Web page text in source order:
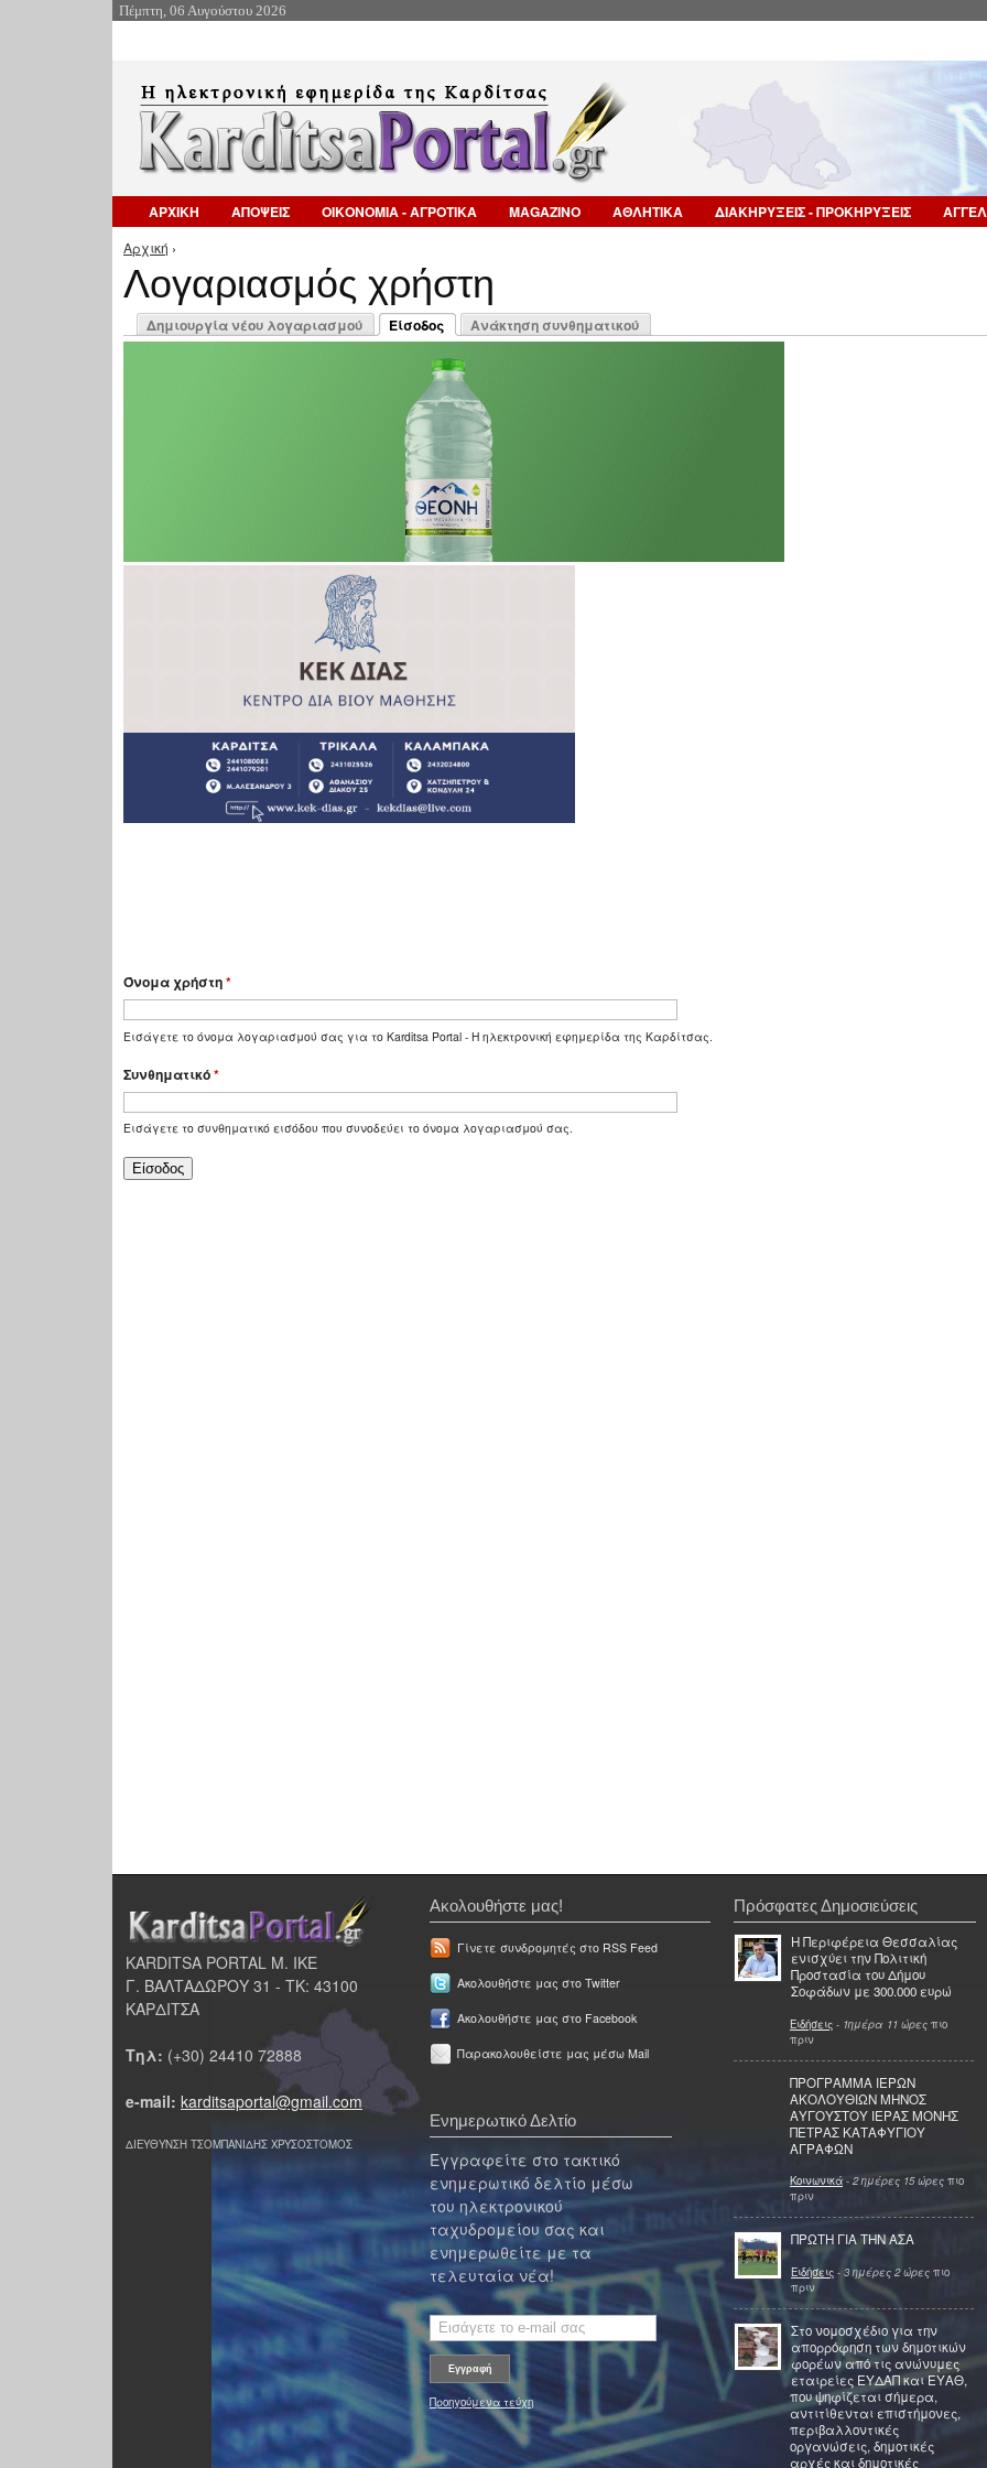
Πέμπτη, 06 Αυγούστου 2026
ΑΡΧΙΚΗ ΑΠΟΨΕΙΣ ΟΙΚΟΝΟΜΙΑ - ΑΓΡΟΤΙΚΑ MAGAZINO ΑΘΛΗΤΙΚΑ ΔΙΑΚΗΡΥΞΕΙΣ - ΠΡΟΚΗΡΥΞΕΙΣ
Είστε εδώ
Αρχική ›
Λογαριασμός χρήστη
Πρωτεύουσες καρτέλες
Δημιουργία νέου λογαριασμού
Είσοδος
(ενεργή καρτέλα)
Ανάκτηση συνθηματικού
Όνομα χρήστη*
Εισάγετε το όνομα λογαριασμού σας για το Karditsa Portal - Η ηλεκτρονική εφημερίδα της Καρδίτσας.
Συνθηματικό*
Εισάγετε το συνθηματικό εισόδου που συνοδεύει το όνομα λογαριασμού σας.
KARDITSA PORTAL Μ. ΙΚΕ
Γ. ΒΑΛΤΑΔΩΡΟΥ 31 - ΤΚ: 43100
ΚΑΡΔΙΤΣΑ
Τηλ: (+30) 24410 72888
e-mail: karditsaportal@gmail.com
ΔΙΕΥΘΥΝΣΗ ΤΣΟΜΠΑΝΙΔΗΣ ΧΡΥΣΟΣΤΟΜΟΣ
Ακολουθήστε μας!
Γίνετε συνδρομητές στο RSS Feed
Ακολουθήστε μας στο Twitter
Ακολουθήστε μας στο Facebook
Παρακολουθείστε μας μέσω Mail
Ενημερωτικό Δελτίο
Εγγραφείτε στο τακτικό
ενημερωτικό δελτίο μέσω
του ηλεκτρονικού
ταχυδρομείου σας και
ενημερωθείτε με τα
τελευταία νέα!
Προηγούμενα τεύχη
Πρόσφατες Δημοσιεύσεις
Η Περιφέρεια Θεσσαλίας
ενισχύει την Πολιτική
Προστασία του Δήμου
Σοφάδων με 300.000 ευρώ
Ειδήσεις - 1ημέρα 11 ώρες πιο
πριν
ΠΡΟΓΡΑΜΜΑ ΙΕΡΩΝ
ΑΚΟΛΟΥΘΙΩΝ ΜΗΝΟΣ
ΑΥΓΟΥΣΤΟΥ ΙΕΡΑΣ ΜΟΝΗΣ
ΠΕΤΡΑΣ ΚΑΤΑΦΥΓΙΟΥ
ΑΓΡΑΦΩΝ
Κοινωνικά - 2 ημέρες 15 ώρες πιο
πριν
ΠΡΩΤΗ ΓΙΑ ΤΗΝ ΑΣΑ
Ειδήσεις - 3 ημέρες 2 ώρες πιο
πριν
Στο νομοσχέδιο για την
απορρόφηση των δημοτικών
φορέων από τις ανώνυμες
εταιρείες ΕΥΔΑΠ και ΕΥΑΘ,
που ψηφίζεται σήμερα,
αντιτίθενται επιστήμονες,
περιβαλλοντικές
οργανώσεις, δημοτικές
αρχές και δημοτικές